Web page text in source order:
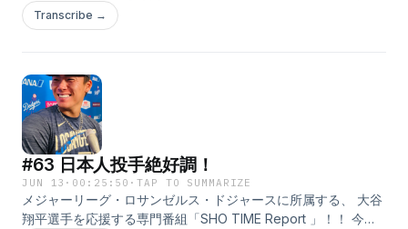
くださいね！ ⁠⁠⁠⁠⁠⁠⁠⁠⁠⁠⁠⁠⁠⁠⁠⁠⁠⁠https://www.tfm.co.jp/f/shotime/message⁠
は、ドジャースの情報に加えて、 日本人メジャーリーガーの話
題をたっぷりお届け！ さらに、現地からの音声もお届けしま
っているプレイや言葉 ●大谷選手の近況・雑学 ●大谷選手への
応援メッセージ などなど、大谷選手にまつわることならなんで
もOKです！ メッセージを送っていただいた方の中から抽選で
プレゼントも！ ご提供のアパホテルから、アパホテル社長が自
信を持ってお奨めする 本格派ビーフカレー「アパ社長カレー・
10個セット」を 毎月10名様にプレゼントします！ ぜひ、お送り
くださいね！ そして、この番組は配信だけではなく、 TOKYO
FMの方でも赤木さんと鈴木アナのやりとりが聴けます！ 放送
Transcribe →
#63 日本人投手絶好調！
JUN 13 · 00:25:50 ·TAP TO SUMMARIZE
メジャーリーグ・ロサンゼルス・ドジャースに所属する、 大谷
翔平選手を応援する専門番組「SHO TIME Report 」！！ 今回